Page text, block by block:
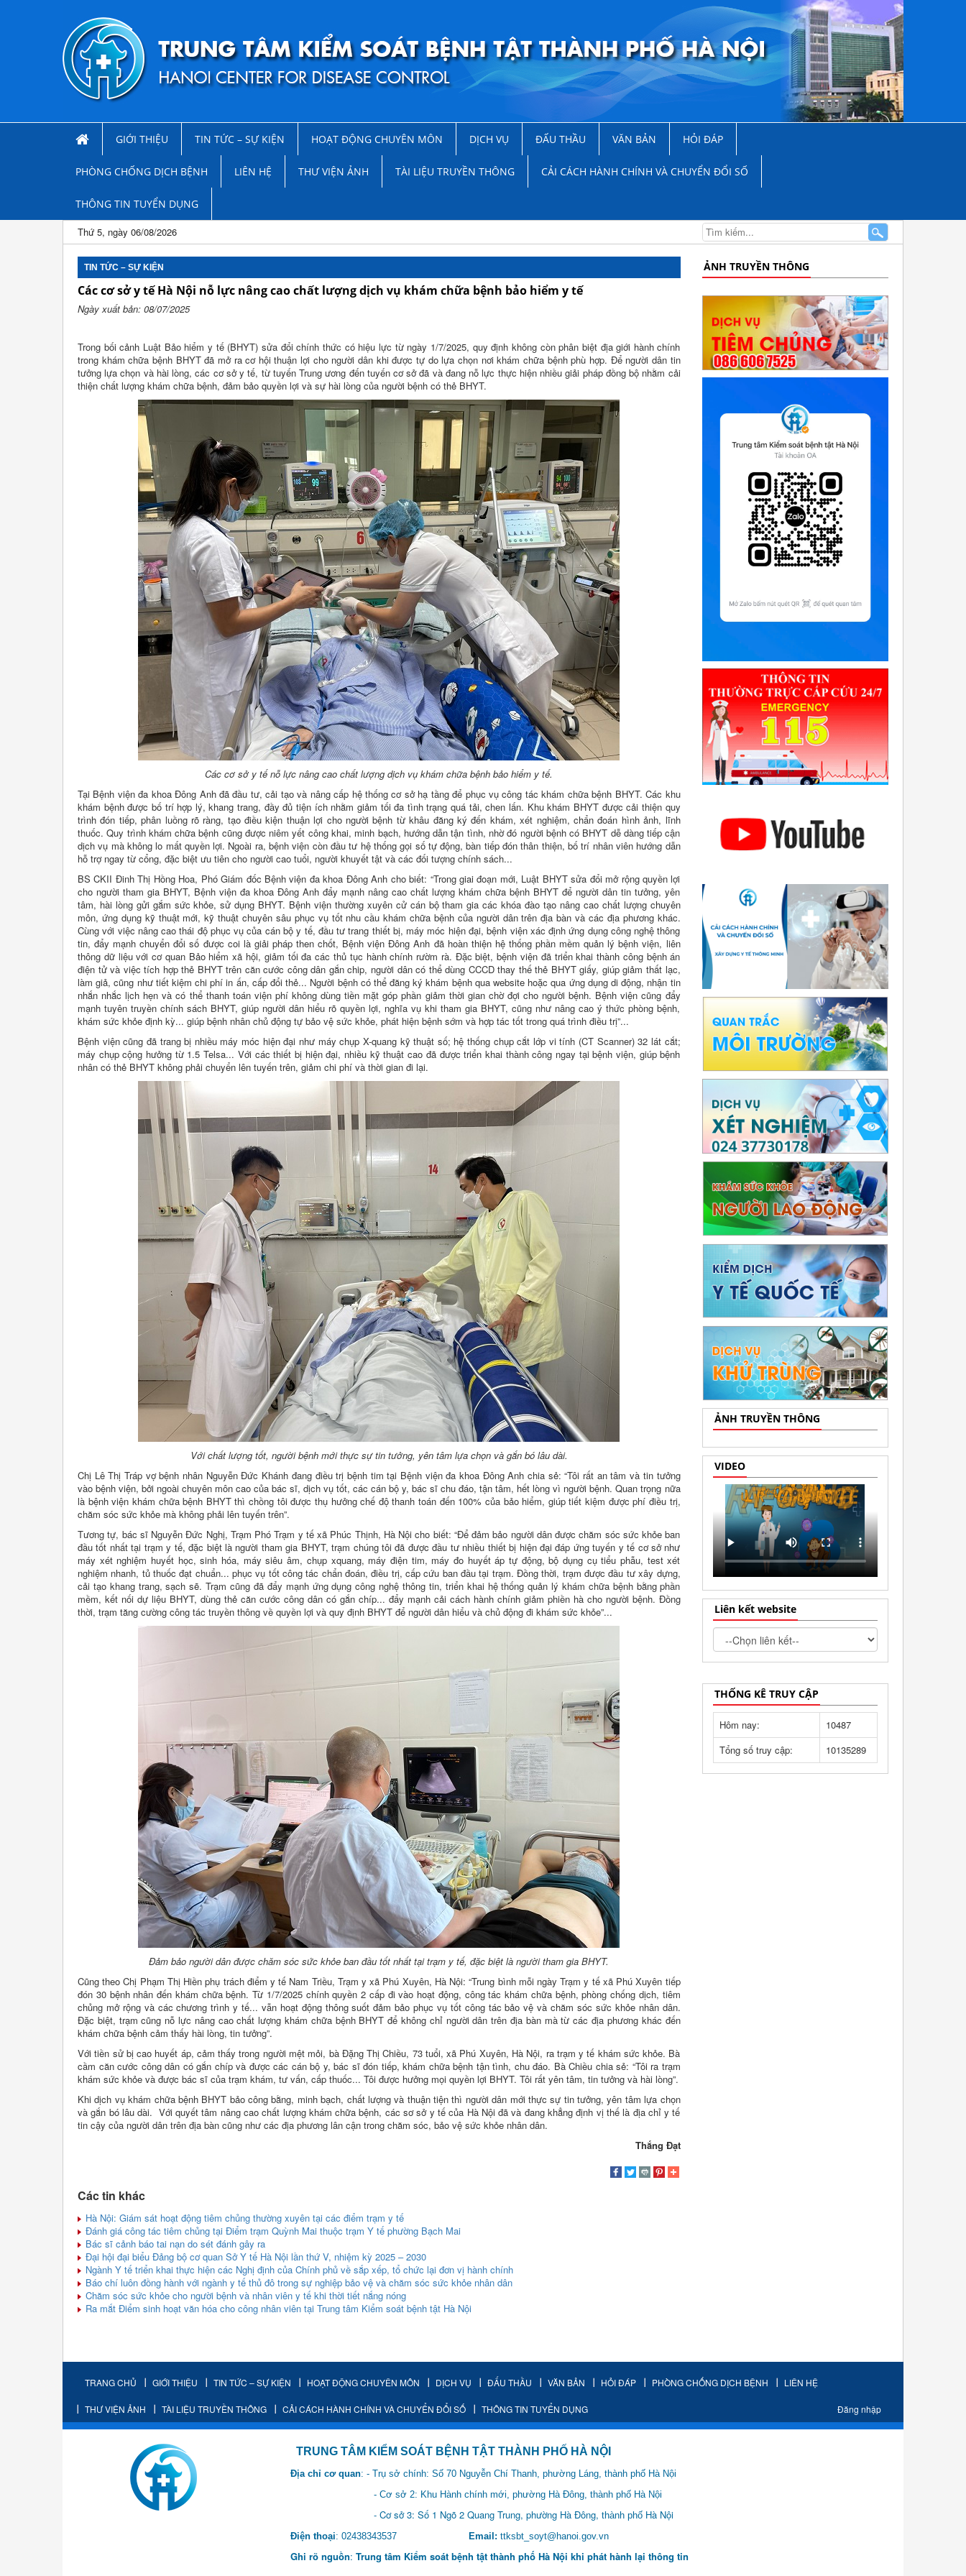
GIỚI THIỆU TIN TỨC – SỰ KIỆN HOẠT ĐỘNG CHUYÊN MÔN DỊCH VỤ ĐẤU THẦU VĂN BẢN HỎI ĐÁP
PHÒNG CHỐNG DỊCH BỆNH LIÊN HỆ THƯ VIỆN ẢNH TÀI LIỆU TRUYỀN THÔNG CẢI CÁCH HÀNH CHÍNH VÀ CHUYỂN ĐỔI SỐ
THÔNG TIN TUYỂN DỤNG
Thứ 5, ngày 06/08/2026
TIN TỨC – SỰ KIỆN
Các cơ sở y tế Hà Nội nỗ lực nâng cao chất lượng dịch vụ khám chữa bệnh bảo hiểm y tế
Ngày xuất bản: 08/07/2025
Trong bối cảnh Luật Bảo hiểm y tế (BHYT) sửa đổi chính thức có hiệu lực từ ngày 1/7/2025, quy định không còn phân biệt địa giới hành chính
trong khám chữa bệnh BHYT đã mở ra cơ hội thuận lợi cho người dân khi được tự do lựa chọn nơi khám chữa bệnh phù hợp. Để người dân tin
tưởng lựa chọn và hài lòng, các cơ sở y tế, từ tuyến Trung ương đến tuyến cơ sở đã và đang nỗ lực thực hiện nhiều giải pháp đồng bộ nhằm cải
thiện chất lượng khám chữa bệnh, đảm bảo quyền lợi và sự hài lòng của người bệnh có thẻ BHYT.
Các cơ sở y tế nỗ lực nâng cao chất lượng dịch vụ khám chữa bệnh bảo hiểm y tế.
Tại Bệnh viện đa khoa Đông Anh đã đầu tư, cải tạo và nâng cấp hệ thống cơ sở hạ tầng để phục vụ công tác khám chữa bệnh BHYT. Các khu
khám bệnh được bố trí hợp lý, khang trang, đầy đủ tiện ích nhằm giảm tối đa tình trạng quá tải, chen lấn. Khu khám BHYT được cải thiện quy
trình đón tiếp, phân luồng rõ ràng, tạo điều kiện thuận lợi cho người bệnh từ khâu đăng ký đến khám, xét nghiệm, chẩn đoán hình ảnh, lĩnh
thuốc. Quy trình khám chữa bệnh cũng được niêm yết công khai, minh bạch, hướng dẫn tận tình, nhờ đó người bệnh có BHYT dễ dàng tiếp cận
dịch vụ mà không lo mất quyền lợi. Ngoài ra, bệnh viện còn đầu tư hệ thống gọi số tự động, bàn tiếp đón thân thiện, bố trí nhân viên hướng dẫn
hỗ trợ ngay từ cổng, đặc biệt ưu tiên cho người cao tuổi, người khuyết tật và các đối tượng chính sách...
BS CKII Đinh Thị Hồng Hoa, Phó Giám đốc Bệnh viện đa khoa Đông Anh cho biết: “Trong giai đoạn mới, Luật BHYT sửa đổi mở rộng quyền lợi
cho người tham gia BHYT, Bệnh viện đa khoa Đông Anh đẩy mạnh nâng cao chất lượng khám chữa bệnh BHYT để người dân tin tưởng, yên
tâm, hài lòng gửi gắm sức khỏe, sử dụng BHYT. Bệnh viện thường xuyên cử cán bộ tham gia các khóa đào tạo nâng cao chất lượng chuyên
môn, ứng dụng kỹ thuật mới, kỹ thuật chuyên sâu phục vụ tốt nhu cầu khám chữa bệnh của người dân trên địa bàn và các địa phương khác.
Cùng với việc nâng cao thái độ phục vụ của cán bộ y tế, đầu tư trang thiết bị, máy móc hiện đại, bệnh viện xác định ứng dụng công nghệ thông
tin, đẩy mạnh chuyển đổi số được coi là giải pháp then chốt, Bệnh viện Đông Anh đã hoàn thiện hệ thống phần mềm quản lý bệnh viện, liên
thông dữ liệu với cơ quan Bảo hiểm xã hội, giảm tối đa các thủ tục hành chính rườm rà. Đặc biệt, bệnh viện đã triển khai thành công bệnh án
điện tử và việc tích hợp thẻ BHYT trên căn cước công dân gắn chip, người dân có thể dùng CCCD thay thế thẻ BHYT giấy, giúp giảm thất lạc,
làm giả, cũng như tiết kiệm chi phí in ấn, cấp đổi thẻ... Người bệnh có thể đăng ký khám bệnh qua website hoặc qua ứng dụng di động, nhận tin
nhắn nhắc lịch hẹn và có thể thanh toán viện phí không dùng tiền mặt góp phần giảm thời gian chờ đợi cho người bệnh. Bệnh viện cũng đẩy
mạnh tuyên truyền chính sách BHYT, giúp người dân hiểu rõ quyền lợi, nghĩa vụ khi tham gia BHYT, cũng như nâng cao ý thức phòng bệnh,
khám sức khỏe định kỳ... giúp bệnh nhân chủ động tự bảo vệ sức khỏe, phát hiện bệnh sớm và hợp tác tốt trong quá trình điều trị”...
Bệnh viện cũng đã trang bị nhiều máy móc hiện đại như máy chụp X-quang kỹ thuật số; hệ thống chụp cắt lớp vi tính (CT Scanner) 32 lát cắt;
máy chụp cộng hưởng từ 1.5 Telsa... Với các thiết bị hiện đại, nhiều kỹ thuật cao đã được triển khai thành công ngay tại bệnh viện, giúp bệnh
nhân có thẻ BHYT không phải chuyển lên tuyến trên, giảm chi phí và thời gian đi lại.
Với chất lượng tốt, người bệnh mới thực sự tin tưởng, yên tâm lựa chọn và gắn bó lâu dài.
Chị Lê Thị Tráp vợ bệnh nhân Nguyễn Đức Khánh đang điều trị bệnh tim tại Bệnh viện đa khoa Đông Anh chia sẻ: “Tôi rất an tâm và tin tưởng
vào bệnh viện, bởi ngoài chuyên môn cao của bác sĩ, dịch vụ tốt, các cán bộ y, bác sĩ chu đáo, tận tâm, hết lòng vì người bệnh. Quan trọng nữa
là bệnh viện khám chữa bệnh BHYT thì chồng tôi được thụ hưởng chế độ thanh toán đến 100% của bảo hiểm, giúp tiết kiệm được phí điều trị,
chăm sóc sức khỏe mà không phải lên tuyến trên”.
Tương tự, bác sĩ Nguyễn Đức Nghị, Trạm Phó Trạm y tế xã Phúc Thịnh, Hà Nội cho biết: “Để đảm bảo người dân được chăm sóc sức khỏe ban
đầu tốt nhất tại trạm y tế, đặc biệt là người tham gia BHYT, trạm chúng tôi đã được đầu tư nhiều thiết bị hiện đại đáp ứng tuyến y tế cơ sở như
máy xét nghiệm huyết học, sinh hóa, máy siêu âm, chụp xquang, máy điện tim, máy đo huyết áp tự động, bộ dụng cụ tiểu phẫu, test xét
nghiệm nhanh, tủ thuốc đạt chuẩn... phục vụ tốt công tác chẩn đoán, điều trị, cấp cứu ban đầu tại trạm. Đồng thời, trạm được đầu tư xây dựng,
cải tạo khang trang, sạch sẽ. Trạm cũng đã đẩy mạnh ứng dụng công nghệ thông tin, triển khai hệ thống quản lý khám chữa bệnh bằng phần
mềm, kết nối dự liệu BHYT, dùng thẻ căn cước công dân có gắn chíp... đẩy mạnh cải cách hành chính giảm phiền hà cho người bệnh. Đồng
thời, trạm tăng cường công tác truyền thông về quyền lợi và quy định BHYT để người dân hiểu và chủ động đi khám sức khỏe”...
Đảm bảo người dân được chăm sóc sức khỏe ban đầu tốt nhất tại trạm y tế, đặc biệt là người tham gia BHYT.
Cũng theo Chị Phạm Thị Hiền phụ trách điểm y tế Nam Triều, Trạm y xã Phú Xuyên, Hà Nội: “Trung bình mỗi ngày Trạm y tế xã Phú Xuyên tiếp
đón 30 bệnh nhân đến khám chữa bệnh. Từ 1/7/2025 chính quyền 2 cấp đi vào hoạt động, công tác khám chữa bệnh, phòng chống dịch, tiêm
chủng mở rộng và các chương trình y tế... vẫn hoạt động thông suốt đảm bảo phục vụ tốt công tác bảo vệ và chăm sóc sức khỏe nhân dân.
Đặc biệt, trạm cũng nỗ lực nâng cao chất lượng khám chữa bệnh BHYT để không chỉ người dân trên địa bàn mà từ các địa phương khác đến
khám chữa bệnh cảm thấy hài lòng, tin tưởng”.
Với tiền sử bị cao huyết áp, cảm thấy trong người mệt mỏi, bà Đặng Thị Chiều, 73 tuổi, xã Phú Xuyên, Hà Nội, ra trạm y tế khám sức khỏe. Bà
cầm căn cước công dân có gắn chíp và được các cán bộ y, bác sĩ đón tiếp, khám chữa bệnh tận tình, chu đáo. Bà Chiều chia sẻ: “Tôi ra trạm
khám sức khỏe và được bác sĩ của trạm khám, tư vấn, cấp thuốc... Tôi được hưởng mọi quyền lợi BHYT. Tôi rất yên tâm, tin tưởng và hài lòng”.
Khi dịch vụ khám chữa bệnh BHYT bảo công bằng, minh bạch, chất lượng và thuận tiện thì người dân mới thực sự tin tưởng, yên tâm lựa chọn
và gắn bó lâu dài. Với quyết tâm nâng cao chất lượng khám chữa bệnh, các sơ sở y tế của Hà Nội đã và đang khẳng định vị thế là địa chỉ y tế
tin cậy của người dân trên địa bàn cũng như các địa phương lân cận trong chăm sóc, bảo vệ sức khỏe nhân dân.
Thắng Đạt
Các tin khác
Hà Nội: Giám sát hoạt động tiêm chủng thường xuyên tại các điểm trạm y tế
Đánh giá công tác tiêm chủng tại Điểm trạm Quỳnh Mai thuộc trạm Y tế phường Bạch Mai
Bác sĩ cảnh báo tai nạn do sét đánh gây ra
Đại hội đại biểu Đảng bộ cơ quan Sở Y tế Hà Nội lần thứ V, nhiệm kỳ 2025 – 2030
Ngành Y tế triển khai thực hiện các Nghị định của Chính phủ về sắp xếp, tổ chức lại đơn vị hành chính
Báo chí luôn đồng hành với ngành y tế thủ đô trong sự nghiệp bảo vệ và chăm sóc sức khỏe nhân dân
Chăm sóc sức khỏe cho người bệnh và nhân viên y tế khi thời tiết nắng nóng
Ra mắt Điểm sinh hoạt văn hóa cho công nhân viên tại Trung tâm Kiểm soát bệnh tật Hà Nội
ẢNH TRUYỀN THÔNG
ẢNH TRUYỀN THÔNG
VIDEO
Liên kết website
THỐNG KÊ TRUY CẬP
Hôm nay:
10487
Tổng số truy cập:
10135289
TRANG CHỦ GIỚI THIỆU TIN TỨC – SỰ KIỆN HOẠT ĐỘNG CHUYÊN MÔN DỊCH VỤ ĐẤU THẦU VĂN BẢN HỎI ĐÁP PHÒNG CHỐNG DỊCH BỆNH LIÊN HỆ
THƯ VIỆN ẢNH TÀI LIỆU TRUYỀN THÔNG CẢI CÁCH HÀNH CHÍNH VÀ CHUYỂN ĐỔI SỐ THÔNG TIN TUYỂN DỤNG Đăng nhập
TRUNG TÂM KIỂM SOÁT BỆNH TẬT THÀNH PHỐ HÀ NỘI
Địa chỉ cơ quan: - Trụ sở chính: Số 70 Nguyễn Chí Thanh, phường Láng, thành phố Hà Nội
- Cơ sở 2: Khu Hành chính mới, phường Hà Đông, thành phố Hà Nội
- Cơ sở 3: Số 1 Ngõ 2 Quang Trung, phường Hà Đông, thành phốHà Nội
Điện thoại: 02438343537 Email: ttksbt_soyt@hanoi.gov.vn
Ghi rõ nguồn: Trung tâm Kiểm soát bệnh tật thành phố Hà Nội khi phát hành lại thông tin